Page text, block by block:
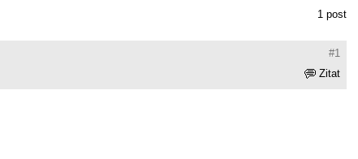
1 post
#1
Zitat